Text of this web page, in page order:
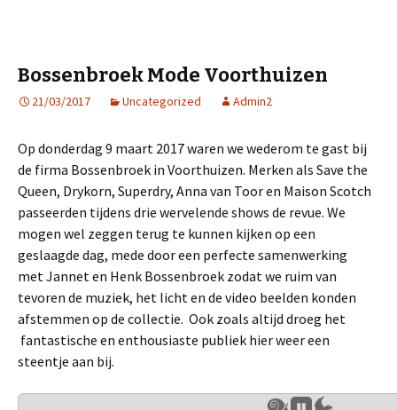
Bossenbroek Mode Voorthuizen
21/03/2017 Uncategorized Admin2
Op donderdag 9 maart 2017 waren we wederom te gast bij
de firma Bossenbroek in Voorthuizen. Merken als Save the
Queen, Drykorn, Superdry, Anna van Toor en Maison Scotch
passeerden tijdens drie wervelende shows de revue. We
mogen wel zeggen terug te kunnen kijken op een
geslaagde dag, mede door een perfecte samenwerking
met Jannet en Henk Bossenbroek zodat we ruim van
tevoren de muziek, het licht en de video beelden konden
afstemmen op de collectie. Ook zoals altijd droeg het
fantastische en enthousiaste publiek hier weer een
steentje aan bij.